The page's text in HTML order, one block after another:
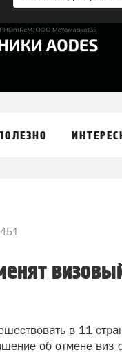
в 11
об отмене виз